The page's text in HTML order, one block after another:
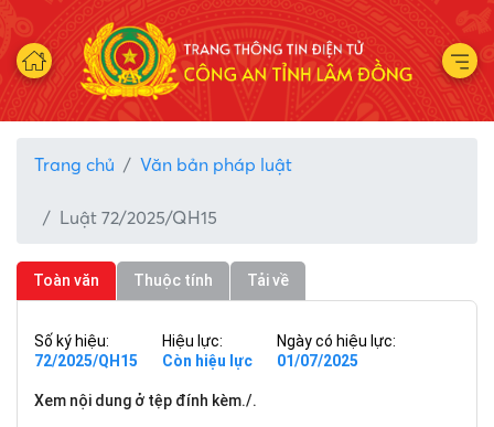
Trang chủ Văn bản pháp luật
Luật 72/2025/QH15
Toàn văn Thuộc tính Tải về
Số ký hiệu:
72/2025/QH15
Hiệu lực:
Còn hiệu lực
Ngày có hiệu lực:
01/07/2025
Xem nội dung ở tệp đính kèm./.